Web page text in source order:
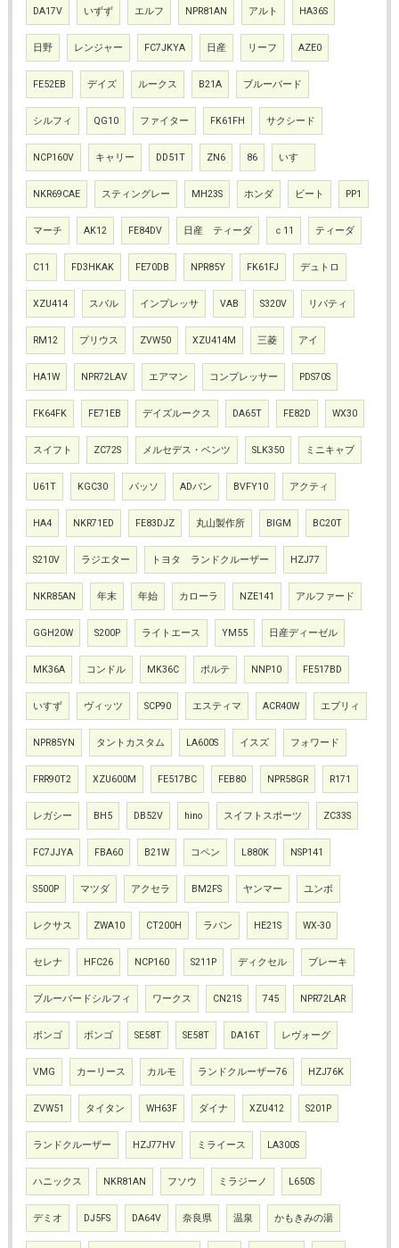
DA17V いずず エルフ NPR81AN アルト HA36S
日野 レンジャー FC7JKYA 日産 リーフ AZE0
FE52EB デイズ ルークス B21A ブルーバード
シルフィ QG10 ファイター FK61FH サクシード
NCP160V キャリー DD51T ZN6 86 いすゞ
NKR69CAE スティングレー MH23S ホンダ ビート PP1
マーチ AK12 FE84DV 日産 ティーダ ｃ11 ティーダ
C11 FD3HKAK FE70DB NPR85Y FK61FJ デュトロ
XZU414 スバル インプレッサ VAB S320V リバティ
RM12 プリウス ZVW50 XZU414M 三菱 アイ
HA1W NPR72LAV エアマン コンプレッサー PDS70S
FK64FK FE71EB デイズルークス DA65T FE82D WX30
スイフト ZC72S メルセデス・ベンツ SLK350 ミニキャブ
U61T KGC30 パッソ ADバン BVFY10 アクティ
HA4 NKR71ED FE83DJZ 丸山製作所 BIGM BC20T
S210V ラジエター トヨタ ランドクルーザー HZJ77
NKR85AN 年末 年始 カローラ NZE141 アルファード
GGH20W S200P ライトエース YM55 日産ディーゼル
MK36A コンドル MK36C ポルテ NNP10 FE517BD
いすず ヴィッツ SCP90 エスティマ ACR40W エブリィ
NPR85YN タントカスタム LA600S イスズ フォワード
FRR90T2 XZU600M FE517BC FEB80 NPR58GR R171
レガシー BH5 DB52V hino スイフトスポーツ ZC33S
FC7JJYA FBA60 B21W コペン L880K NSP141
S500P マツダ アクセラ BM2FS ヤンマー ユンボ
レクサス ZWA10 CT200H ラパン HE21S WX-30
セレナ HFC26 NCP160 S211P ディクセル ブレーキ
ブルーバードシルフィ ワークス CN21S 745 NPR72LAR
ボンゴ ボンゴ SE58T SE58T DA16T レヴォーグ
VMG カーリース カルモ ランドクルーザー76 HZJ76K
ZVW51 タイタン WH63F ダイナ XZU412 S201P
ランドクルーザー HZJ77HV ミライース LA300S
ハニックス NKR81AN フソウ ミラジーノ L650S
デミオ DJ5FS DA64V 奈良県 温泉 かもきみの湯